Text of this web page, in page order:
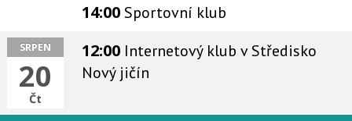
14:00Sportovní klub
SRPEN
20
Čt
12:00 Internetový klub v Středisko
Nový jičín